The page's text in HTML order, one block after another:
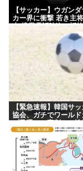
ジャンポケ斉藤
信じて下さい」
(ヽ´ん`)「手術
医師「キャー地
Powered by livedoor
【サッカー】ウガン
カー界に衝撃 若き主
去 携帯電話強盗に抵
末に石で滅多打ち… 国
怒り「リーダーを失
【緊急速報】韓国サ
協会、ガチでワールド
がバレ大炎上大騒ぎに